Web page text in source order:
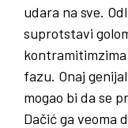
udara na sve.
suprotstavi
fazu. Onaj
mogao bi da se
Dačić ga veoma